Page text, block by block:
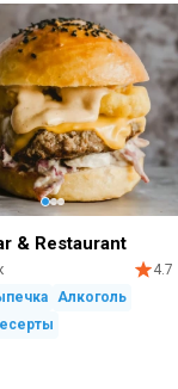
& Restaurant
4.7
Алкоголь